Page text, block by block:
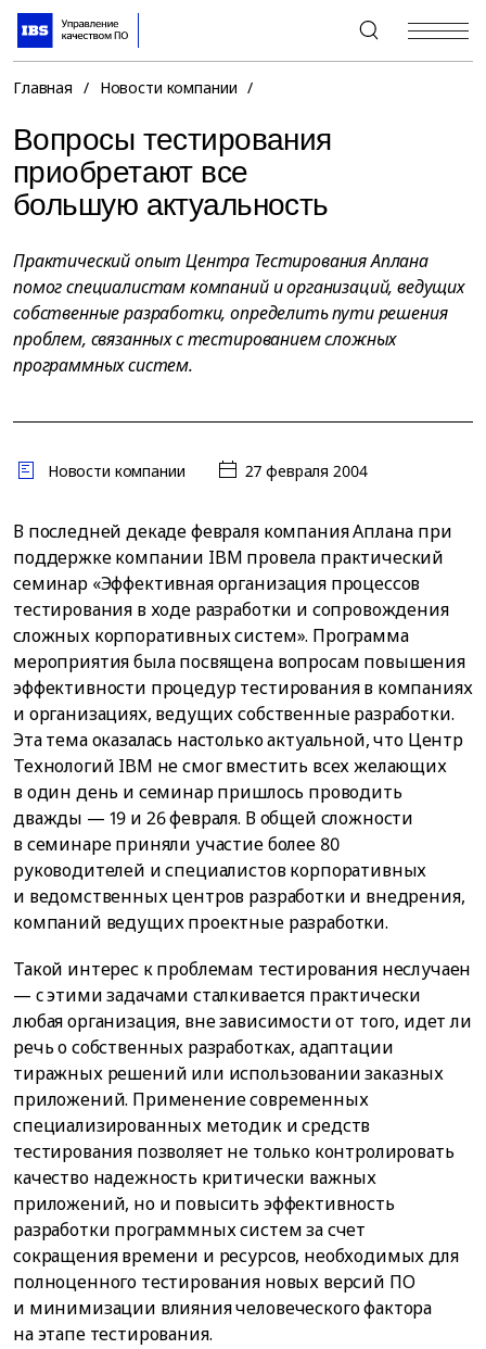
+7 (495) 967-80-80
Главная / Новости компании /
Вопросы тестирования
приобретают все
большую актуальность
Практический опыт Центра Тестирования Аплана
помог специалистам компаний и организаций, ведущих
собственные разработки, определить пути решения
проблем, связанных с тестированием сложных
программных систем.
Новости компании 27 февраля 2004
В последней декаде февраля компания Аплана при
поддержке компании IBM провела практический
семинар «Эффективная организация процессов
тестирования в ходе разработки и сопровождения
сложных корпоративных систем». Программа
мероприятия была посвящена вопросам повышения
эффективности процедур тестирования в компаниях
и организациях, ведущих собственные разработки.
Эта тема оказалась настолько актуальной, что Центр
Технологий IBM не смог вместить всех желающих
в один день и семинар пришлось проводить
дважды — 19 и 26 февраля. В общей сложности
в семинаре приняли участие более 80
руководителей и специалистов корпоративных
и ведомственных центров разработки и внедрения,
компаний ведущих проектные разработки.
Такой интерес к проблемам тестирования неслучаен
— c этими задачами сталкивается практически
любая организация, вне зависимости от того, идет ли
речь о собственных разработках, адаптации
тиражных решений или использовании заказных
приложений. Применение современных
специализированных методик и средств
тестирования позволяет не только контролировать
качество надежность критически важных
приложений, но и повысить эффективность
разработки программных систем за счет
сокращения времени и ресурсов, необходимых для
полноценного тестирования новых версий ПО
и минимизации влияния человеческого фактора
на этапе тестирования.